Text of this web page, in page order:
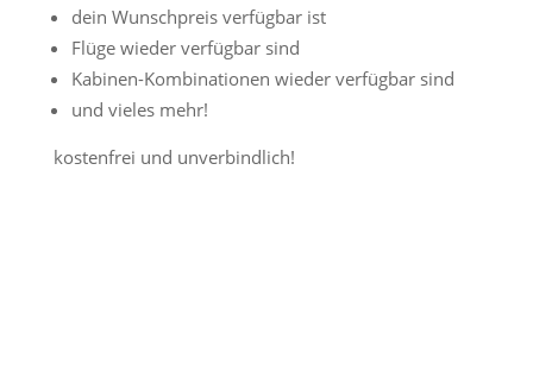
dein Wunschpreis verfügbar ist
Flüge wieder verfügbar sind
Kabinen-Kombinationen wieder verfügbar sind
und vieles mehr!
kostenfrei und unverbindlich!